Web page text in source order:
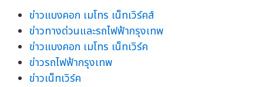
ข่าวแบงคอก เมโทร เน็ทเวิร์คส์
ข่าวทางด่วนและรถไฟฟ้ากรุงเทพ
ข่าวแบงคอก เมโทร เน็ทเวิร์ค
ข่าวรถไฟฟ้ากรุงเทพ
ข่าวเน็ทเวิร์ค